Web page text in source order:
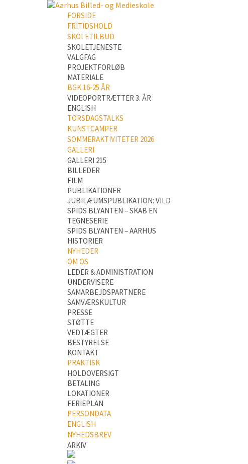
FORSIDE
FRITIDSHOLD
SKOLETILBUD
SKOLETJENESTE
VALGFAG
PROJEKTFORLØB
MATERIALE
BGK 16-25 ÅR
VIDEOPORTRÆTTER 3. ÅR
ENGLISH
TORSDAGSTALKS
KUNSTCAMPER
SOMMERAKTIVITETER 2026
GALLERI
GALLERI 215
BILLEDER
FILM
PUBLIKATIONER
JUBILÆUMSPUBLIKATION: VILD
SPIDS BLYANTEN – SKAB EN
TEGNESERIE
SPIDS BLYANTEN – AARHUS
HISTORIER
NYHEDER
OM OS
LEDER & ADMINISTRATION
UNDERVISERE
SAMARBEJDSPARTNERE
SAMVÆRSKULTUR
PRESSE
STØTTE
VEDTÆGTER
BESTYRELSE
KONTAKT
PRAKTISK
HOLDOVERSIGT
BETALING
LOKATIONER
FERIEPLAN
PERSONDATA
ENGLISH
NYHEDSBREV
ARKIV